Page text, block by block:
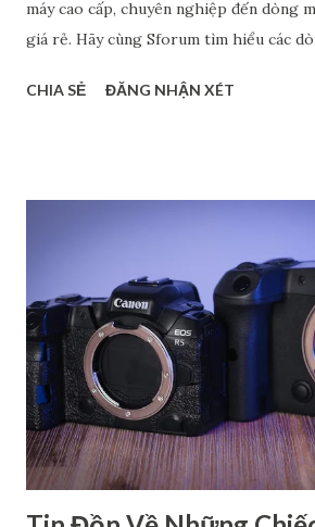
máy cao cấp, chuyên nghiệp đến dòng
giá rẻ. Hãy cùng Sforum tìm hiểu các
Crop. Chắc chắn rằng, các thông tin
đặc điểm riêng để phục vụ cho các đối
khác nhau. Dòng 1 số - Dòng cao cấp
nghiệp Đây là loại cao cấp nhất trong
Canon, chủ yếu dành cho các nhiếp
Hầu hết các sản phẩm thuộc dòng này
chắn, kháng bụi, kháng nước,… nên có
đó, máy còn cho ra chất lượng hình
full-frame hoặc APS-C ca...
CHIA SẺ ĐĂNG NHẬN XÉT